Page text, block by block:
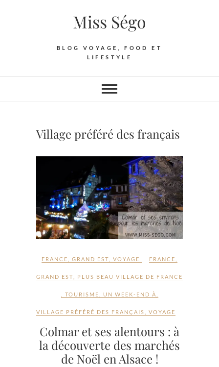
Miss Ségo
BLOG VOYAGE, FOOD ET
LIFESTYLE
Village préféré des français
FRANCE GRAND EST VOYAGE FRANCE
GRAND EST PLUS BEAU VILLAGE DE FRANCE
TOURISME UN WEEK-END À
VILLAGE PRÉFÉRÉ DES FRANÇAIS VOYAGE
Colmar et ses alentours : à
la découverte des marchés
de Noël en Alsace !